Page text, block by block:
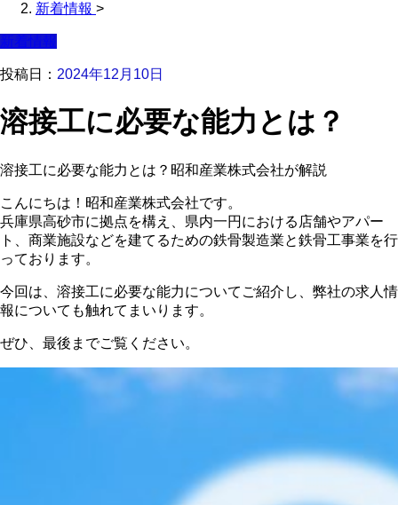
新着情報 >
新着情報
投稿日： 2024年12月10日
溶接工に必要な能力とは？
溶接工に必要な能力とは？昭和産業株式会社が解説
こんにちは！昭和産業株式会社です。
兵庫県高砂市に拠点を構え、県内一円における店舗やアパー
ト、商業施設などを建てるための鉄骨製造業と鉄骨工事業を行
っております。
今回は、溶接工に必要な能力についてご紹介し、弊社の求人情
報についても触れてまいります。
ぜひ、最後までご覧ください。